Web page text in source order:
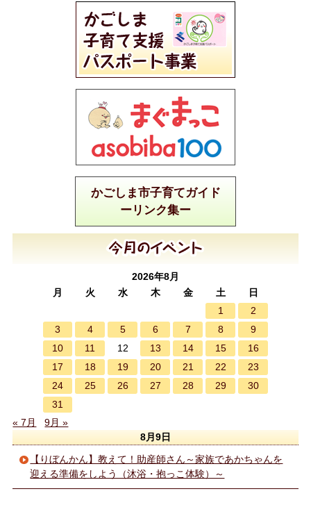
かごしま市子育てガイド
ーリンク集ー
2026年8月
月
火 水 木 金 土
日
1
2
3
4 5 6 7 8
9
10
11 12 13 14 15
16
17
18 19 20 21 22
23
24
25 26 27 28 29
30
31
« 7月
9月 »
8月9日
【りぼんかん】教えて！助産師さん～家族であかちゃんを
迎える準備をしよう（沐浴・抱っこ体験）～